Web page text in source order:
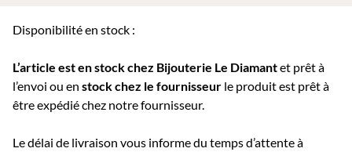
Disponibilité en stock :
L’article est en stock chez Bijouterie Le Diamantet prêt à
l’envoi ou en stock chez le fournisseur le produit est prêt à
être expédié chez notre fournisseur.
Le délai de livraison vous informe du temps d’attente à